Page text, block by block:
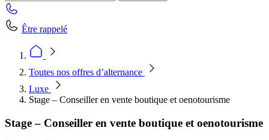
Être rappelé
Toutes nos offres d’alternance
Luxe
Stage – Conseiller en vente boutique et oenotourisme
Stage – Conseiller en vente boutique et oenotourisme